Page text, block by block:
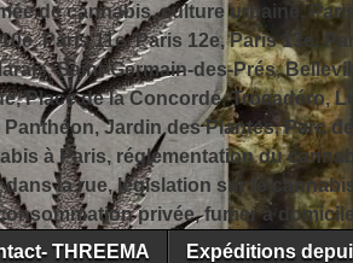
de cannabis, culture urbaine,
Paris 11e, Paris 12e, Paris 13e,
Saint-Germain-des-Prés,
Place de la Concorde, Trocadéro,
Jardin des Plantes, Parc
à Paris, réglementation du
la rue, législation sur le
privée, fumer à
THREEMA Expéditions